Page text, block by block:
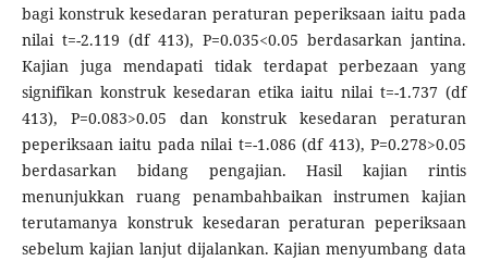
bagi konstruk kesedaran peraturan peperiksaan iaitu pada
nilai t=-2.119 (df 413), P=0.035<0.05 berdasarkan jantina.
Kajian juga mendapati tidak terdapat perbezaan yang
signifikan konstruk kesedaran etika iaitu nilai t=-1.737 (df
413), P=0.083>0.05 dan konstruk kesedaran peraturan
peperiksaan iaitu pada nilai t=-1.086 (df 413), P=0.278>0.05
berdasarkan bidang pengajian. Hasil kajian rintis
menunjukkan ruang penambahbaikan instrumen kajian
terutamanya konstruk kesedaran peraturan peperiksaan
sebelum kajian lanjut dijalankan. Kajian menyumbang data